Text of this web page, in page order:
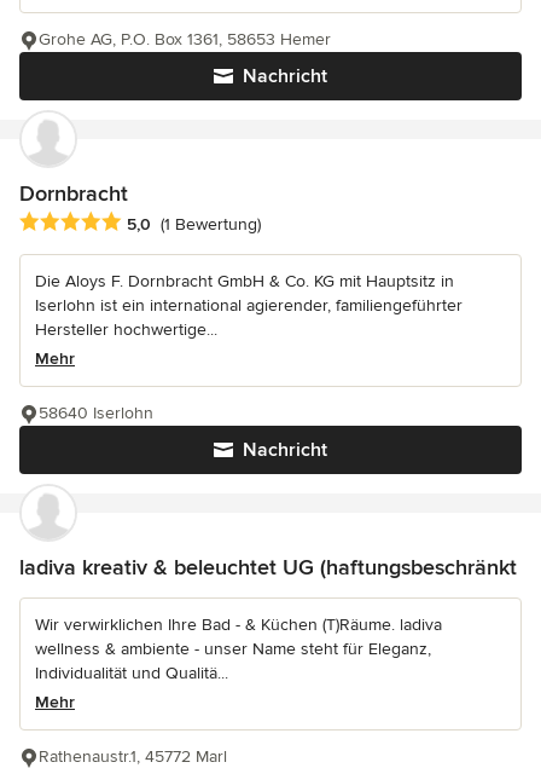
Nachricht
Grohe AG, P.O. Box 1361, 58653 Hemer
Dornbracht
Durchschnittliche Bewertung: 5 von 5 Sternen
5,0 (1 Bewertung)
Die Aloys F. Dornbracht GmbH & Co. KG mit Hauptsitz in
Iserlohn ist ein international agierender, familiengeführter
Hersteller hochwertige...
Mehr
Nachricht
58640 Iserlohn
ladiva kreativ & beleuchtet UG (haftungsbeschränkt
Wir verwirklichen Ihre Bad - & Küchen (T)Räume. ladiva
wellness & ambiente - unser Name steht für Eleganz,
Individualität und Qualitä...
Mehr
Rathenaustr.1, 45772 Marl